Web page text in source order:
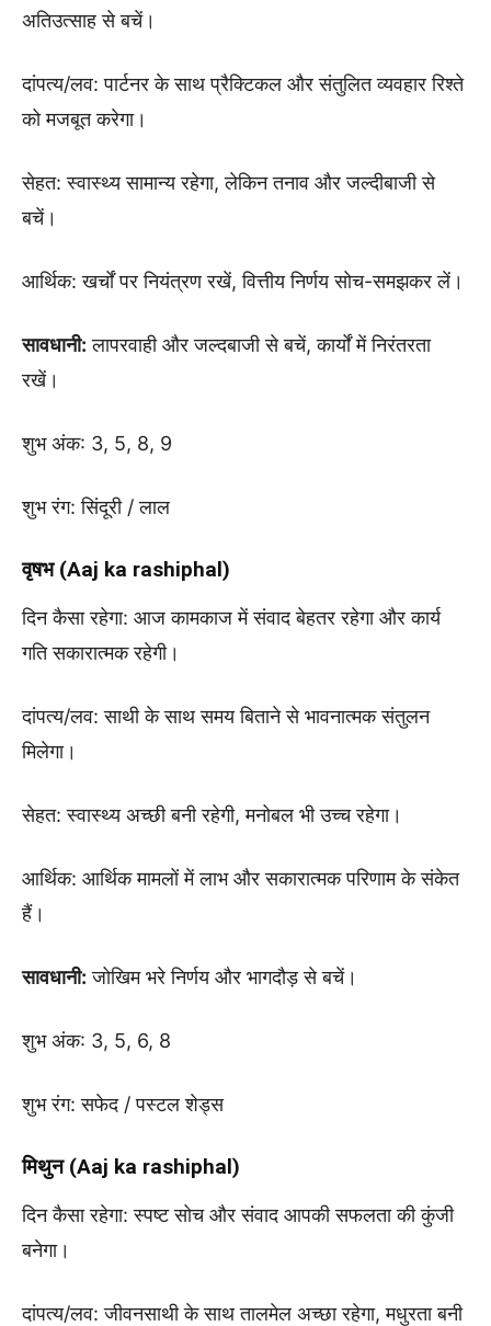
अतिउत्साह से बचें।
दांपत्य/लव: पार्टनर के साथ प्रैक्टिकल और संतुलित व्यवहार रिश्ते
को मजबूत करेगा।
सेहत: स्वास्थ्य सामान्य रहेगा, लेकिन तनाव और जल्दीबाजी से
बचें।
आर्थिक: खर्चों पर नियंत्रण रखें, वित्तीय निर्णय सोच-समझकर लें।
सावधानी: लापरवाही और जल्दबाजी से बचें, कार्यों में निरंतरता
रखें।
शुभ अंक: 3, 5, 8, 9
शुभ रंग: सिंदूरी / लाल
वृषभ (Aaj ka rashiphal)
दिन कैसा रहेगा: आज कामकाज में संवाद बेहतर रहेगा और कार्य
गति सकारात्मक रहेगी।
दांपत्य/लव: साथी के साथ समय बिताने से भावनात्मक संतुलन
मिलेगा।
सेहत: स्वास्थ्य अच्छी बनी रहेगी, मनोबल भी उच्च रहेगा।
आर्थिक: आर्थिक मामलों में लाभ और सकारात्मक परिणाम के संकेत
हैं।
सावधानी: जोखिम भरे निर्णय और भागदौड़ से बचें।
शुभ अंक: 3, 5, 6, 8
शुभ रंग: सफेद / पस्टल शेड्स
मिथुन (Aaj ka rashiphal)
दिन कैसा रहेगा: स्पष्ट सोच और संवाद आपकी सफलता की कुंजी
बनेगा।
दांपत्य/लव: जीवनसाथी के साथ तालमेल अच्छा रहेगा, मधुरता बनी